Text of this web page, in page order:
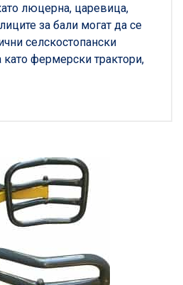
люцерна, царевица,
за бали могат да се
селскостопански
фермерски трактори,